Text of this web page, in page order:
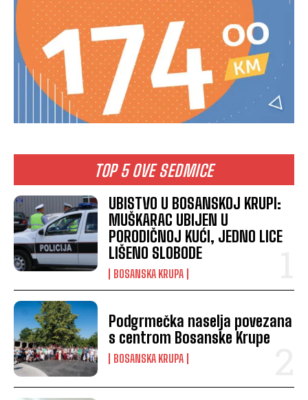
TOP 5 OVE SEDMICE
UBISTVO U BOSANSKOJ KRUPI:
MUŠKARAC UBIJEN U
PORODIČNOJ KUĆI, JEDNO LICE
LIŠENO SLOBODE
BOSANSKA KRUPA
Podgrmečka naselja povezana
s centrom Bosanske Krupe
BOSANSKA KRUPA